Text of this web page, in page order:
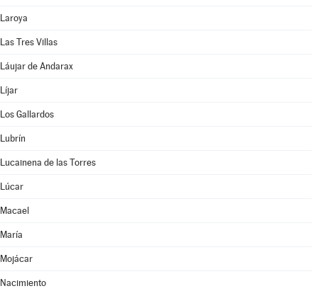
Laroya
Las Tres Villas
Láujar de Andarax
Líjar
Los Gallardos
Lubrín
Lucainena de las Torres
Lúcar
Macael
María
Mojácar
Nacimiento